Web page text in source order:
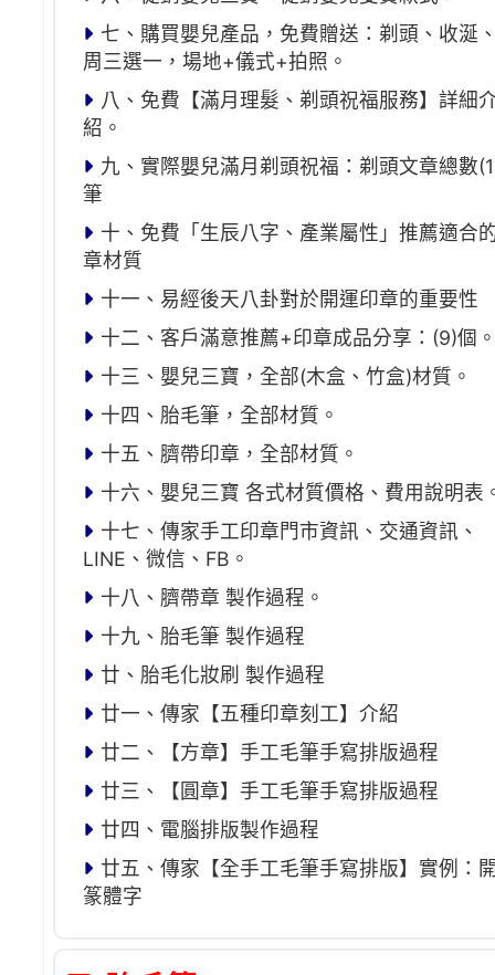
七、購買嬰兒產品，免費贈送：剃頭、收涎
周三選一，場地+儀式+拍照。
八、免費【滿月理髮、剃頭祝福服務】詳細
紹。
九、實際嬰兒滿月剃頭祝福：剃頭文章總數
筆
十、免費「生辰八字、產業屬性」推薦適合
章材質
十一、易經後天八卦對於開運印章的重要性
十二、客戶滿意推薦+印章成品分享：(9)個
十三、嬰兒三寶，全部(木盒、竹盒)材質。
十四、胎毛筆，全部材質。
十五、臍帶印章，全部材質。
十六、嬰兒三寶 各式材質價格、費用說明表
十七、傳家手工印章門市資訊、交通資訊、
LINE、微信、FB。
十八、臍帶章 製作過程。
十九、胎毛筆 製作過程
廿、胎毛化妝刷 製作過程
廿一、傳家【五種印章刻工】介紹
廿二、【方章】手工毛筆手寫排版過程
廿三、【圓章】手工毛筆手寫排版過程
廿四、電腦排版製作過程
廿五、傳家【全手工毛筆手寫排版】實例：
篆體字